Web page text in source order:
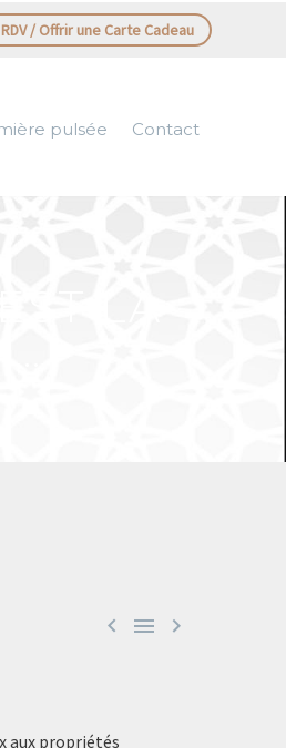
/ Offrir une Carte Cadeau
pulsée Contact
  
aux propriétés